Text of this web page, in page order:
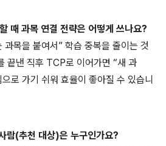
때 과목 연결 전략은 어떻게 쓰나요?
과목을 붙여서” 학습 중복을 줄이는 것
끝낸 직후 TCP로 이어가면 “새 과
로 가기 쉬워 효율이 좋아질 수 있습니
(추천 대상)은 누구인가요?